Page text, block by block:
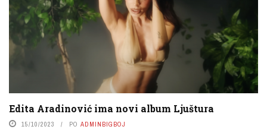
Edita Aradinović ima novi album Ljuštura
15/10/2023 PO ADMINBIGBOJ